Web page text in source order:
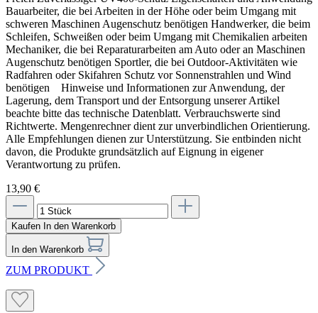
Bauarbeiter, die bei Arbeiten in der Höhe oder beim Umgang mit
schweren Maschinen Augenschutz benötigen Handwerker, die beim
Schleifen, Schweißen oder beim Umgang mit Chemikalien arbeiten
Mechaniker, die bei Reparaturarbeiten am Auto oder an Maschinen
Augenschutz benötigen Sportler, die bei Outdoor-Aktivitäten wie
Radfahren oder Skifahren Schutz vor Sonnenstrahlen und Wind
benötigen Hinweise und Informationen zur Anwendung, der
Lagerung, dem Transport und der Entsorgung unserer Artikel
beachte bitte das technische Datenblatt. Verbrauchswerte sind
Richtwerte. Mengenrechner dient zur unverbindlichen Orientierung.
Alle Empfehlungen dienen zur Unterstützung. Sie entbinden nicht
davon, die Produkte grundsätzlich auf Eignung in eigener
Verantwortung zu prüfen.
13,90 €
Kaufen In den Warenkorb
In den Warenkorb
ZUM PRODUKT